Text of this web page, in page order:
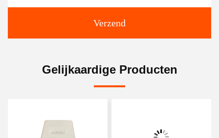
Verzend
Gelijkaardige Producten